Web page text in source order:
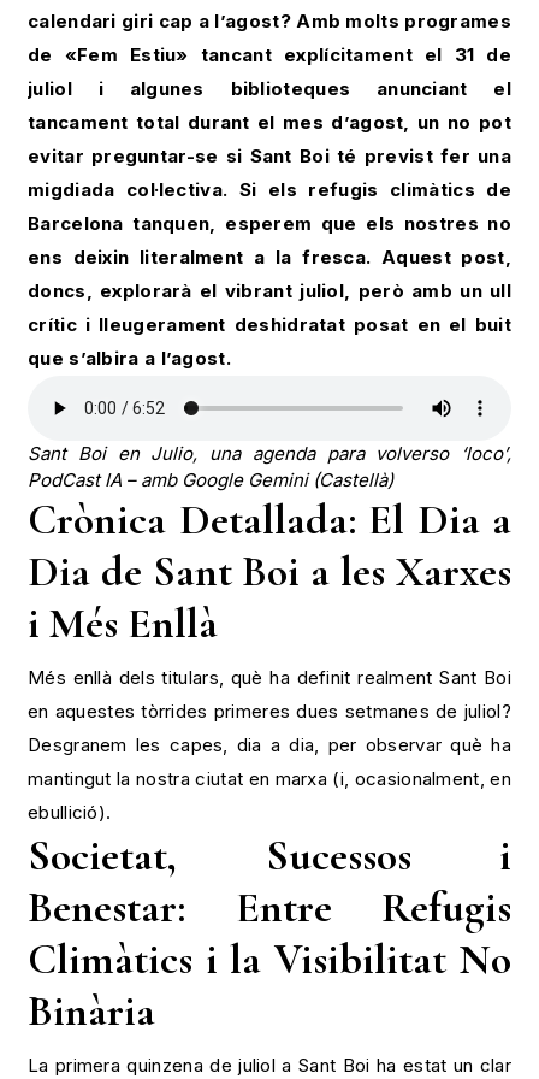
calendari giri cap a l’agost? Amb molts programes
de «Fem Estiu» tancant explícitament el 31 de
juliol i algunes biblioteques anunciant el
tancament total durant el mes d’agost, un no pot
evitar preguntar-se si Sant Boi té previst fer una
migdiada col·lectiva. Si els refugis climàtics de
Barcelona tanquen, esperem que els nostres no
ens deixin literalment a la fresca. Aquest post,
doncs, explorarà el vibrant juliol, però amb un ull
crític i lleugerament deshidratat posat en el buit
que s’albira a l’agost.
Sant Boi en Julio, una agenda para volverso ‘loco’,
PodCast IA – amb Google Gemini (Castellà)
Crònica Detallada: El Dia a
Dia de Sant Boi a les Xarxes
i Més Enllà
Més enllà dels titulars, què ha definit realment Sant Boi
en aquestes tòrrides primeres dues setmanes de juliol?
Desgranem les capes, dia a dia, per observar què ha
mantingut la nostra ciutat en marxa (i, ocasionalment, en
ebullició).
Societat, Sucessos i
Benestar: Entre Refugis
Climàtics i la Visibilitat No
Binària
La primera quinzena de juliol a Sant Boi ha estat un clar